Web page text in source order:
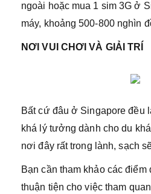
ngoài hoặc mua 1 sim 3G ở
máy, khoảng 500-800 nghìn
NƠI VUI CHƠI VÀ GIẢI TRÍ
Bất cứ đâu ở Singapore đều
khá lý tưởng dành cho du
nơi đây rất trong lành, sạch
Bạn cần tham khảo các
thuận tiện cho việc tham